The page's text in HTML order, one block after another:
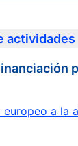
actividades
a la